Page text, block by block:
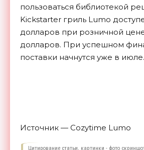
пользоваться библиотекой
Kickstarter гриль Lumo
долларов при розничной
долларов. При успешном
поставки начнутся уже в июле.
Источник — Cozytime Lumo
Цитирование статьи, картинки - фото